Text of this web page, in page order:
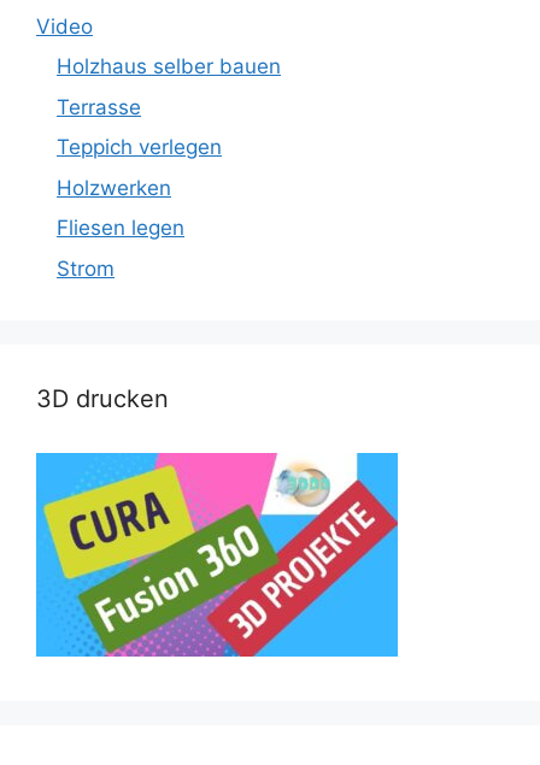
Video
Holzhaus selber bauen
Terrasse
Teppich verlegen
Holzwerken
Fliesen legen
Strom
3D drucken